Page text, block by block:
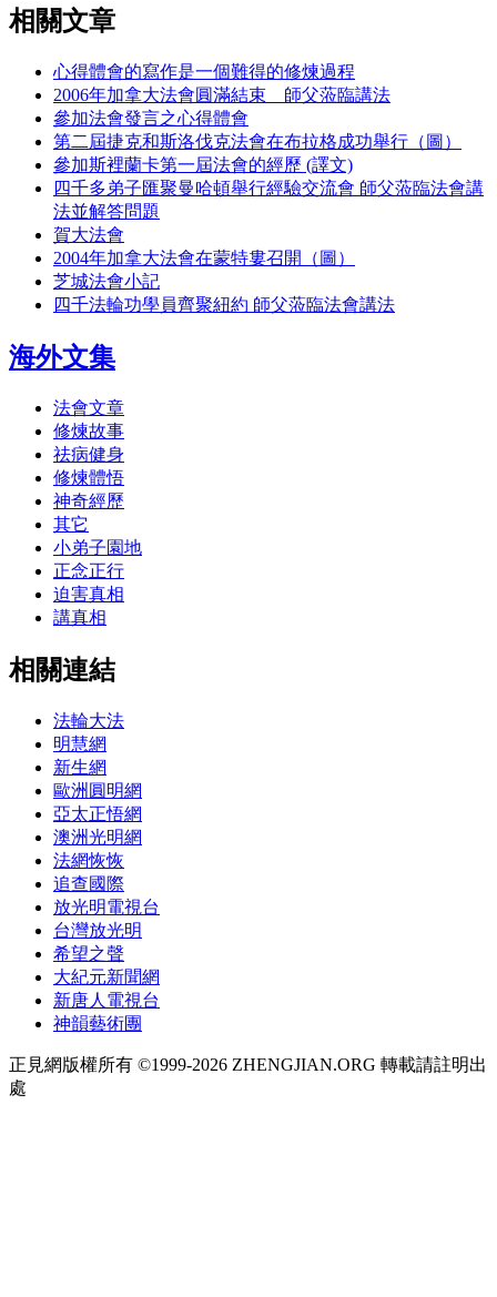
相關文章
心得體會的寫作是一個難得的修煉過程
2006年加拿大法會圓滿結束 師父蒞臨講法
參加法會發言之心得體會
第二屆捷克和斯洛伐克法會在布拉格成功舉行（圖）
參加斯裡蘭卡第一屆法會的經歷 (譯文)
四千多弟子匯聚曼哈頓舉行經驗交流會 師父蒞臨法會講
法並解答問題
賀大法會
2004年加拿大法會在蒙特婁召開（圖）
芝城法會小記
四千法輪功學員齊聚紐約 師父蒞臨法會講法
海外文集
法會文章
修煉故事
祛病健身
修煉體悟
神奇經歷
其它
小弟子園地
正念正行
迫害真相
講真相
相關連結
法輪大法
明慧網
新生網
歐洲圓明網
亞太正悟網
澳洲光明網
法網恢恢
追查國際
放光明電視台
台灣放光明
希望之聲
大紀元新聞網
新唐人電視台
神韻藝術團
正見網版權所有 ©1999-2026 ZHENGJIAN.ORG 轉載請註明出
處